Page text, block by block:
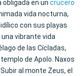
obligada en un crucero
vida nocturna,
con sus playas
vibrante vida
de las Cícladas,
de Apolo. Naxos
al monte Zeus, el